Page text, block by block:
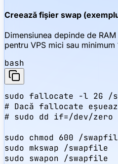
Creează fișier swap
Dimensiunea depinde de
pentru VPS mici sau minimum
bash
sudo fallocate -l 2G /
# Dacă fallocate
# sudo dd if=/dev/zero
sudo chmod 600 /
sudo mkswap /swapfile
sudo swapon /swapfile